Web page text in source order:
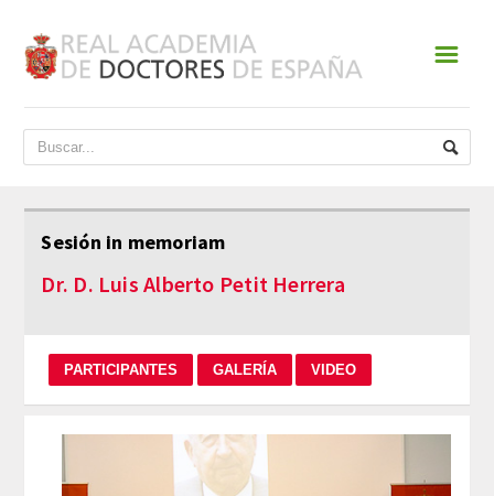
ACADEMIA
DATOS HISTÓRICOS
JUNTA DE GOBIERNO
NORMATIVA
ESTATUTOS
☰
Sesión in memoriam
Dr. D. Luis Alberto Petit Herrera